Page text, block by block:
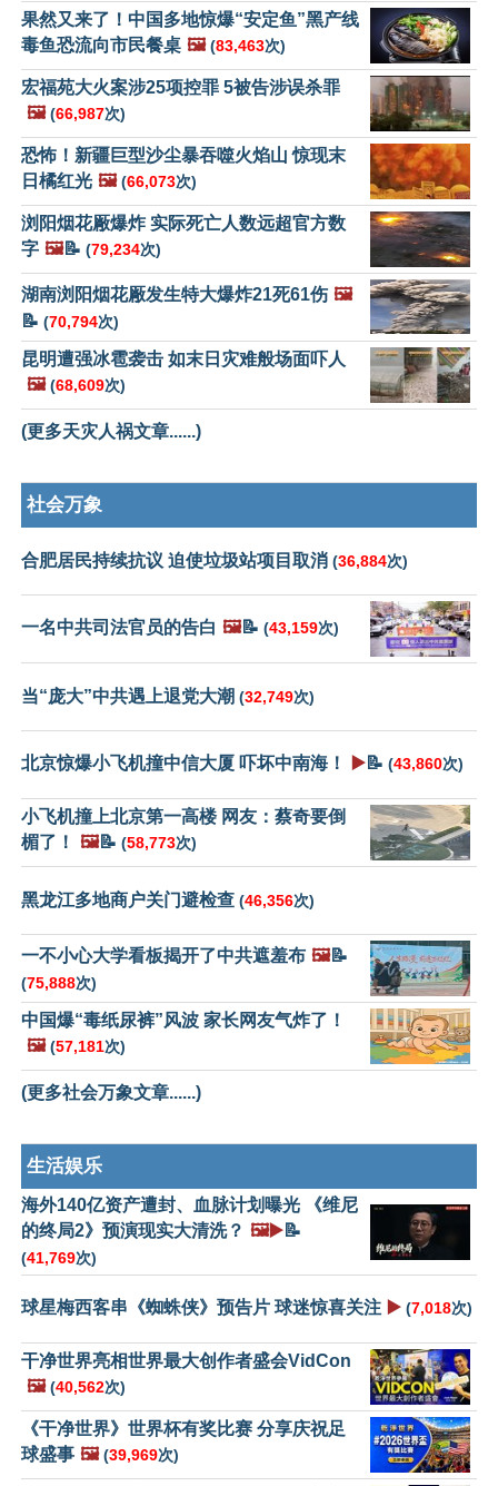
果然又来了！中国多地惊爆“安定鱼”黑产线
毒鱼恐流向市民餐桌 🖼️ (83,463次)
宏福苑大火案涉25项控罪 5被告涉误杀罪
🖼️ (66,987次)
恐怖！新疆巨型沙尘暴吞噬火焰山 惊现末
日橘红光 🖼️ (66,073次)
浏阳烟花厰爆炸 实际死亡人数远超官方数
字 🖼️📝 (79,234次)
湖南浏阳烟花厰发生特大爆炸21死61伤 🖼️
📝 (70,794次)
昆明遭强冰雹袭击 如末日灾难般场面吓人
🖼️ (68,609次)
(更多天灾人祸文章......)
社会万象
合肥居民持续抗议 迫使垃圾站项目取消 (36,884次)
一名中共司法官员的告白 🖼️📝 (43,159次)
当“庞大”中共遇上退党大潮 (32,749次)
北京惊爆小飞机撞中信大厦 吓坏中南海！ ▶️📝 (43,860次)
小飞机撞上北京第一高楼 网友：蔡奇要倒
楣了！
🖼️📝 (58,773次)
黑龙江多地商户关门避检查 (46,356次)
一不小心大学看板揭开了中共遮羞布 🖼️📝
(75,888次)
中国爆“毒纸尿裤”风波 家长网友气炸了！
🖼️ (57,181次)
(更多社会万象文章......)
生活娱乐
海外140亿资产遭封、血脉计划曝光 《维尼
的终局2》预演现实大清洗？ 🖼️▶️📝
(41,769次)
球星梅西客串《蜘蛛侠》预告片 球迷惊喜关注 ▶️ (7,018次)
干净世界亮相世界最大创作者盛会VidCon
🖼️ (40,562次)
《干净世界》世界杯有奖比赛 分享庆祝足
球盛事 🖼️ (39,969次)